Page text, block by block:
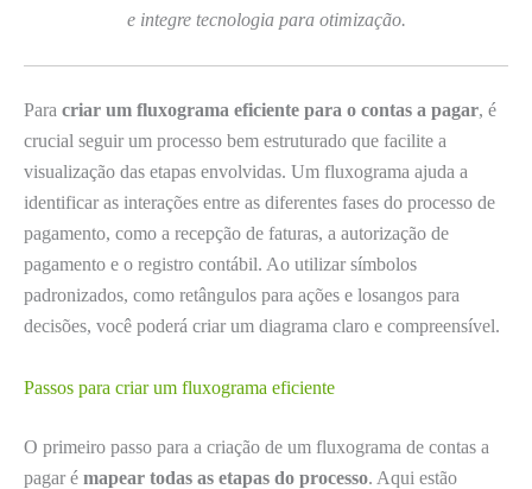
e integre tecnologia para otimização.
Para criar um fluxograma eficiente para o contas a pagar, é
crucial seguir um processo bem estruturado que facilite a
visualização das etapas envolvidas. Um fluxograma ajuda a
identificar as interações entre as diferentes fases do processo de
pagamento, como a recepção de faturas, a autorização de
pagamento e o registro contábil. Ao utilizar símbolos
padronizados, como retângulos para ações e losangos para
decisões, você poderá criar um diagrama claro e compreensível.
Passos para criar um fluxograma eficiente
O primeiro passo para a criação de um fluxograma de contas a
pagar é mapear todas as etapas do processo. Aqui estão